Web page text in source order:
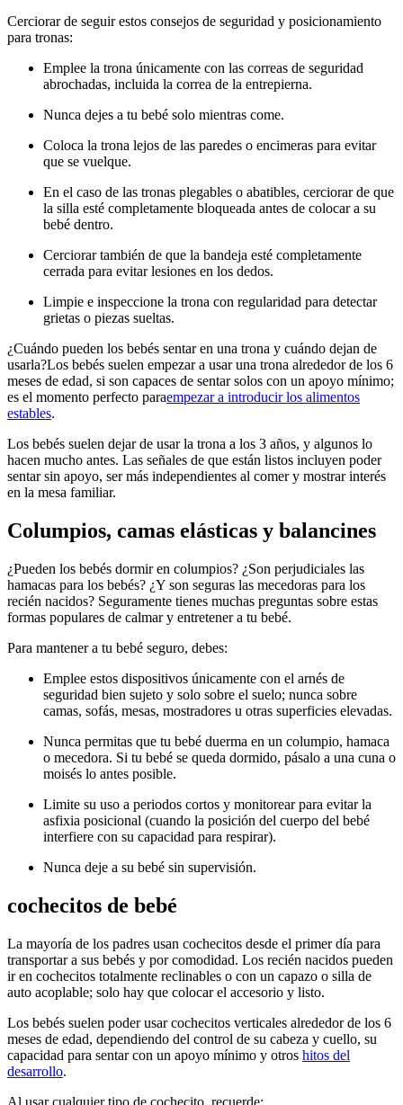
Cerciorar de seguir estos consejos de seguridad y posicionamiento
para tronas:
Emplee la trona únicamente con las correas de seguridad
abrochadas, incluida la correa de la entrepierna.
Nunca dejes a tu bebé solo mientras come.
Coloca la trona lejos de las paredes o encimeras para evitar
que se vuelque.
En el caso de las tronas plegables o abatibles, cerciorar de que
la silla esté completamente bloqueada antes de colocar a su
bebé dentro.
Cerciorar también de que la bandeja esté completamente
cerrada para evitar lesiones en los dedos.
Limpie e inspeccione la trona con regularidad para detectar
grietas o piezas sueltas.
¿Cuándo pueden los bebés sentar en una trona y cuándo dejan de
usarla?Los bebés suelen empezar a usar una trona alrededor de los 6
meses de edad, si son capaces de sentar solos con un apoyo mínimo;
es el momento perfecto paraempezar a introducir los alimentos
estables.
Los bebés suelen dejar de usar la trona a los 3 años, y algunos lo
hacen mucho antes. Las señales de que están listos incluyen poder
sentar sin apoyo, ser más independientes al comer y mostrar interés
en la mesa familiar.
Columpios, camas elásticas y balancines
¿Pueden los bebés dormir en columpios? ¿Son perjudiciales las
hamacas para los bebés? ¿Y son seguras las mecedoras para los
recién nacidos? Seguramente tienes muchas preguntas sobre estas
formas populares de calmar y entretener a tu bebé.
Para mantener a tu bebé seguro, debes:
Emplee estos dispositivos únicamente con el arnés de
seguridad bien sujeto y solo sobre el suelo; nunca sobre
camas, sofás, mesas, mostradores u otras superficies elevadas.
Nunca permitas que tu bebé duerma en un columpio, hamaca
o mecedora. Si tu bebé se queda dormido, pásalo a una cuna o
moisés lo antes posible.
Limite su uso a periodos cortos y monitorear para evitar la
asfixia posicional (cuando la posición del cuerpo del bebé
interfiere con su capacidad para respirar).
Nunca deje a su bebé sin supervisión.
cochecitos de bebé
La mayoría de los padres usan cochecitos desde el primer día para
transportar a sus bebés y por comodidad. Los recién nacidos pueden
ir en cochecitos totalmente reclinables o con un capazo o silla de
auto acoplable; solo hay que colocar el accesorio y listo.
Los bebés suelen poder usar cochecitos verticales alrededor de los 6
meses de edad, dependiendo del control de su cabeza y cuello, su
capacidad para sentar con un apoyo mínimo y otros hitos del
desarrollo.
Al usar cualquier tipo de cochecito, recuerde: